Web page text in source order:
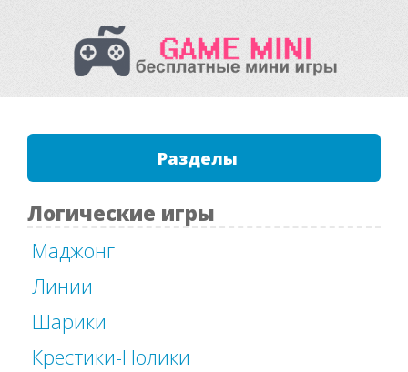
Разделы
Логические игры
Маджонг
Линии
Шарики
Крестики-Нолики